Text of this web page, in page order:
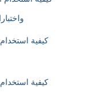
كيفية
كيفية